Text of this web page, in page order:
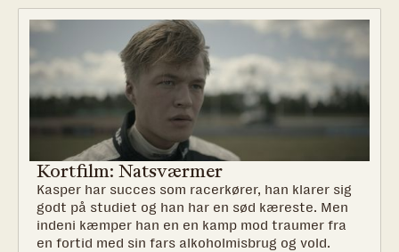
Kortfilm: Natsværmer
Kasper har succes som racerkører, han klarer sig
godt på studiet og han har en sød kæreste. Men
indeni kæmper han en en kamp mod traumer fra
en fortid med sin fars alkoholmisbrug og vold.